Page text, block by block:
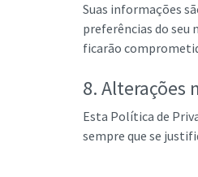
Suas informações
preferências do seu
ficarão
8. Alterações
Esta Política de
sempre que se